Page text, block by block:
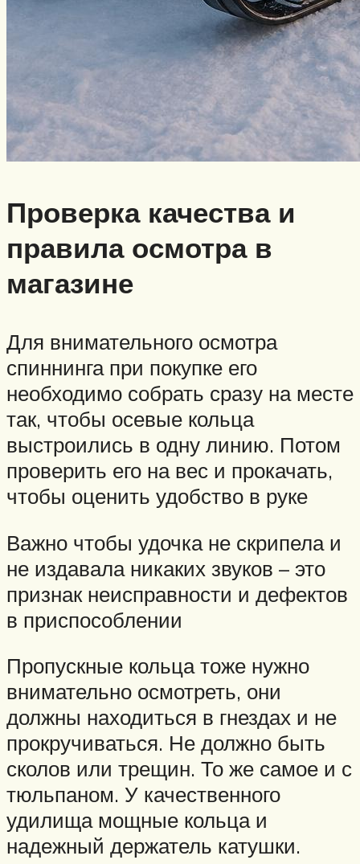
Проверка качества и
правила осмотра в
магазине
Для внимательного осмотра
спиннинга при покупке его
необходимо собрать сразу на месте
так, чтобы осевые кольца
выстроились в одну линию. Потом
проверить его на вес и прокачать,
чтобы оценить удобство в руке
Важно чтобы удочка не скрипела и
не издавала никаких звуков – это
признак неисправности и дефектов
в приспособлении
Пропускные кольца тоже нужно
внимательно осмотреть, они
должны находиться в гнездах и не
прокручиваться. Не должно быть
сколов или трещин. То же самое и с
тюльпаном. У качественного
удилища мощные кольца и
надежный держатель катушки.